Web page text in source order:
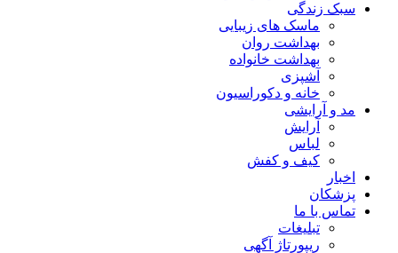
سبک زندگی
ماسک های زیبایی
بهداشت روان
بهداشت خانواده
آشپزی
خانه و دکوراسیون
مد و آرایشی
آرایش
لباس
کیف و کفش
اخبار
پزشکان
تماس با ما
تبلیغات
ریپورتاژ آگهی